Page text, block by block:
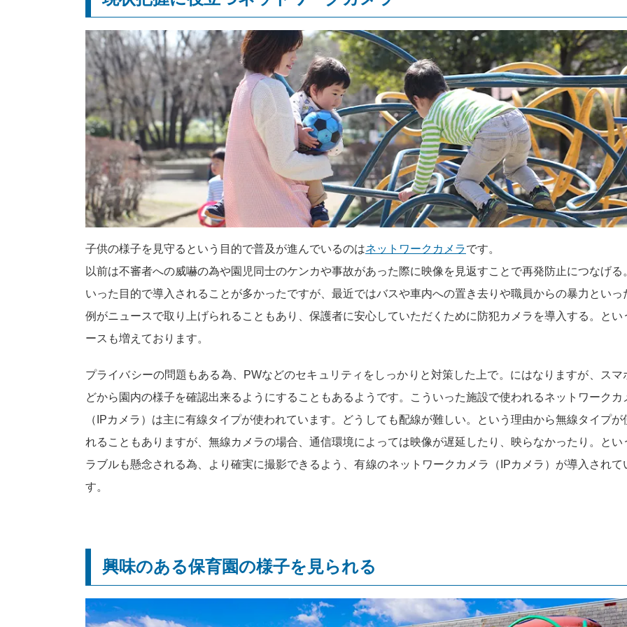
子供の様子を見守るという目的で普及が進んでいるのはネットワークカメラです。
以前は不審者への威嚇の為や園児同士のケンカや事故があった際に映像を見返すことで再発防止につなげる
いった目的で導入されることが多かったですが、最近ではバスや車内への置き去りや職員からの暴力といっ
例がニュースで取り上げられることもあり、保護者に安心していただくために防犯カメラを導入する。とい
ースも増えております。
プライバシーの問題もある為、PWなどのセキュリティをしっかりと対策した上で。にはなりますが、スマ
どから園内の様子を確認出来るようにすることもあるようです。こういった施設で使われるネットワークカ
（IPカメラ）は主に有線タイプが使われています。どうしても配線が難しい。という理由から無線タイプが
れることもありますが、無線カメラの場合、通信環境によっては映像が遅延したり、映らなかったり。とい
ラブルも懸念される為、より確実に撮影できるよう、有線のネットワークカメラ（IPカメラ）が導入されて
す。
興味のある保育園の様子を見られる